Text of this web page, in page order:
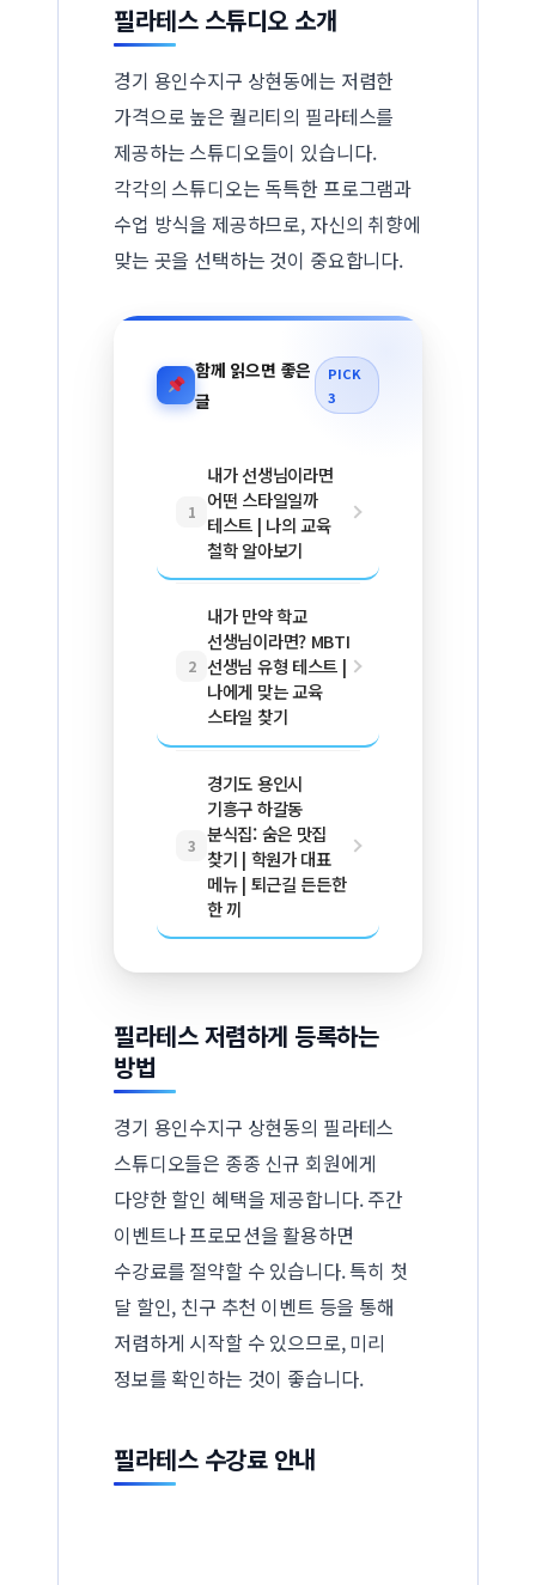
필라테스 스튜디오 소개
경기 용인수지구 상현동에는 저렴한
가격으로 높은 퀄리티의 필라테스를
제공하는 스튜디오들이 있습니다.
각각의 스튜디오는 독특한 프로그램과
수업 방식을 제공하므로, 자신의 취향에
맞는 곳을 선택하는 것이 중요합니다.
함께 읽으면 좋은
글
PICK
3
1
내가 선생님이라면
어떤 스타일일까
테스트 | 나의 교육
철학 알아보기
2
내가 만약 학교
선생님이라면? MBTI
선생님 유형 테스트 |
나에게 맞는 교육
스타일 찾기
3
경기도 용인시
기흥구 하갈동
분식집: 숨은 맛집
찾기 | 학원가 대표
메뉴 | 퇴근길 든든한
한 끼
필라테스 저렴하게 등록하는
방법
경기 용인수지구 상현동의 필라테스
스튜디오들은 종종 신규 회원에게
다양한 할인 혜택을 제공합니다. 주간
이벤트나 프로모션을 활용하면
수강료를 절약할 수 있습니다. 특히 첫
달 할인, 친구 추천 이벤트 등을 통해
저렴하게 시작할 수 있으므로, 미리
정보를 확인하는 것이 좋습니다.
필라테스 수강료 안내